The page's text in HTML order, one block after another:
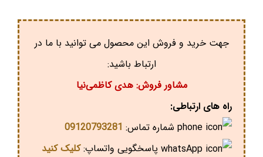
جهت خرید و فروش این محصول می توانید با ما در
ارتباط باشید:
مشاور فروش: هدی کاظمی‌نیا
راه های ارتباطی:
شماره تماس: 09120793281
پاسخگویی واتساپ:کلیک کنید